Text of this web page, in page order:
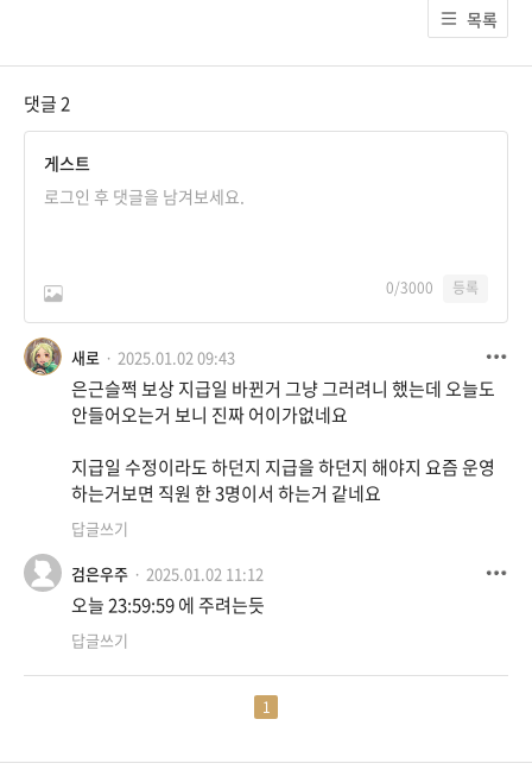
목록
댓글2
게스트
0/3000 등록
새로 2025.01.02 09:43
은근슬쩍 보상 지급일 바뀐거 그냥 그러려니 했는데 오늘도
안들어오는거 보니 진짜 어이가없네요
지급일 수정이라도 하던지 지급을 하던지 해야지 요즘 운영
하는거보면 직원 한 3명이서 하는거 같네요
답글쓰기
검은우주
2025.01.02 11:12
오늘 23:59:59 에 주려는듯
답글쓰기
1